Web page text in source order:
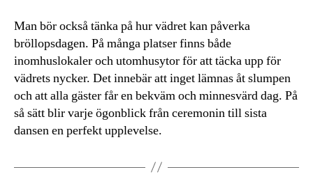
Man bör också tänka på hur vädret kan påverka
bröllopsdagen. På många platser finns både
inomhuslokaler och utomhusytor för att täcka upp för
vädrets nycker. Det innebär att inget lämnas åt slumpen
och att alla gäster får en bekväm och minnesvärd dag. På
så sätt blir varje ögonblick från ceremonin till sista
dansen en perfekt upplevelse.